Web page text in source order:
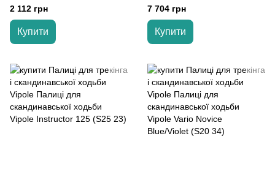
2 112 грн
Купити
Asta Power Steps Blue 110
(SW20 01)
7 704 грн
Купити